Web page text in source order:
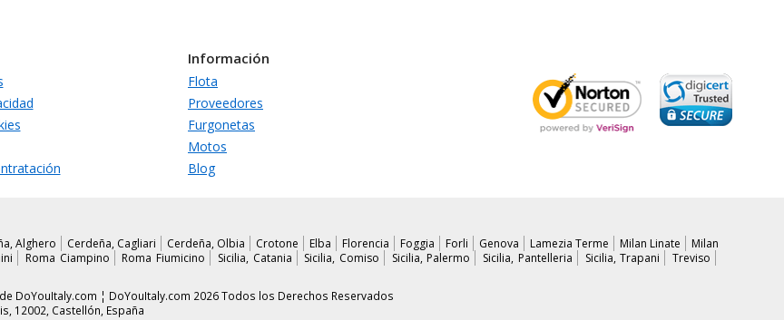
Información
Flota
Proveedores
Furgonetas
Motos
Blog
Alghero Cerdeña, Cagliari Cerdeña, Olbia Crotone Elba Florencia Foggia Forli Genova Lamezia Terme Milan Linate
Milan
Roma Ciampino Roma Fiumicino Sicilia, Catania Sicilia, Comiso Sicilia, Palermo Sicilia, Pantelleria Sicilia, Trapani
Treviso
¦ DoYouItaly.com 2026 Todos los Derechos Reservados
12002, Castellón, España